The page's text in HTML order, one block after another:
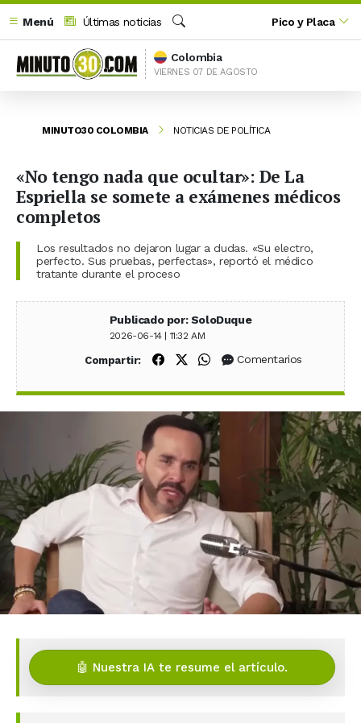
Menú
Últimas noticias
Buscar
Pico y Placa
Colombia
VIERNES 07 DE AGOSTO
MINUTO30 COLOMBIA NOTICIAS DE POLÍTICA
«No tengo nada que ocultar»: De La
Espriella se somete a exámenes médicos
completos
Los resultados no dejaron lugar a dudas. «Su electro,
perfecto. Sus pruebas, perfectas», reportó el médico
tratante durante el proceso
Publicado por: SoloDuque
2026-06-14 | 11:32 AM
Compartir: Compartir en Facebook
Compartir en X (Twitter)
Compartir en WhatsApp
Comentarios
🤖 Nuestra IA te resume el artículo.